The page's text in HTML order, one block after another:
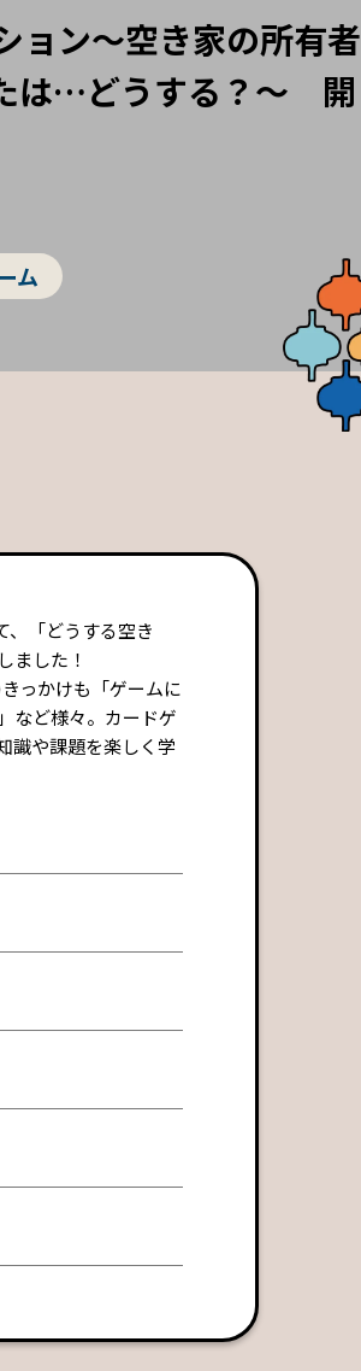
ョン～空き家の所有者
は…どうする？～ 開
ム
、「どうする空き
ました！
っかけも「ゲームに
など様々。カードゲ
識や課題を楽しく学